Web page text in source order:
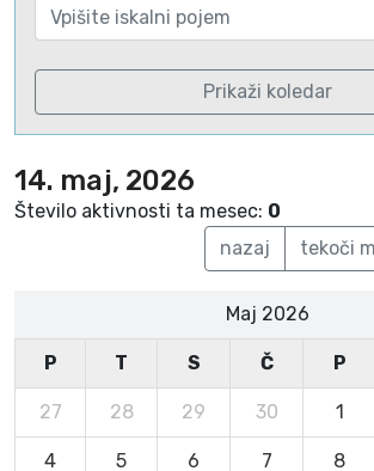
Prikaži koledar
14. maj, 2026
Število aktivnosti ta mesec: 0
nazaj
tekoči
Maj 2026
P T S Č P
27 28 29 30 1
4 5 6 7 8